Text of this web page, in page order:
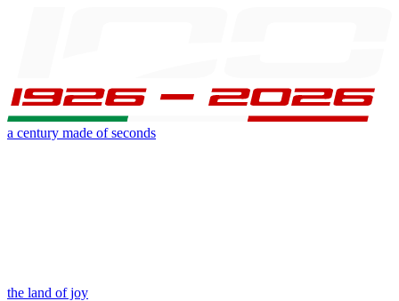
a century made of seconds
the land of joy